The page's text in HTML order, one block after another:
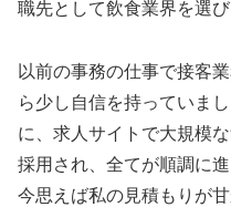
職先として飲食業界を選び
以前の事務の仕事で接客
ら少し自信を持っていま
に、求人サイトで大規模
採用され、全てが順調に
今思えば私の見積もりが